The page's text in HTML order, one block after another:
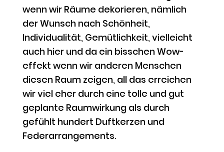
wenn wir Räume dekorieren, nämlich
der Wunsch nach Schönheit,
Individualität, Gemütlichkeit, vielleicht
auch hier und da ein bisschen Wow-
effekt wenn wir anderen Menschen
diesen Raum zeigen, all das erreichen
wir viel eher durch eine tolle und gut
geplante Raumwirkung als durch
gefühlt hundert Duftkerzen und
Federarrangements.